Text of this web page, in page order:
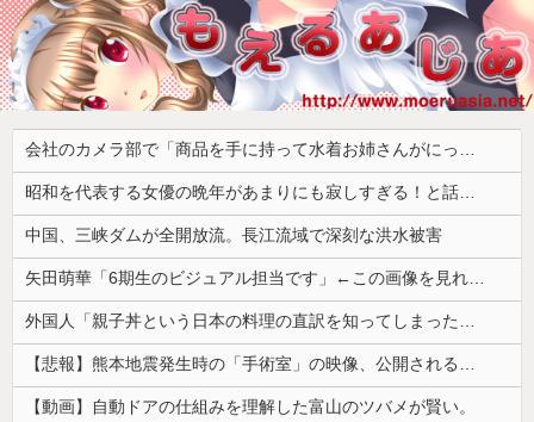
会社のカメラ部で「商品を手に持って水着お姉さんがにっこり」を撮影、だがお姉さんは素人アルバイトで親バレした結果……
昭和を代表する女優の晩年があまりにも寂しすぎる！と話題に、自身の子供を餓死する寸前までネグレクトした挙句……
中国、三峡ダムが全開放流。長江流域で深刻な洪水被害
矢田萌華「6期生のビジュアル担当です」←この画像を見れば誰もが納得【画像あり】
外国人「親子丼という日本の料理の直訳を知ってしまった…」
【悲報】熊本地震発生時の「手術室」の映像、公開される。医療従事者って凄いなｗｗｗｗ
【動画】自動ドアの仕組みを理解した富山のツバメが賢い。